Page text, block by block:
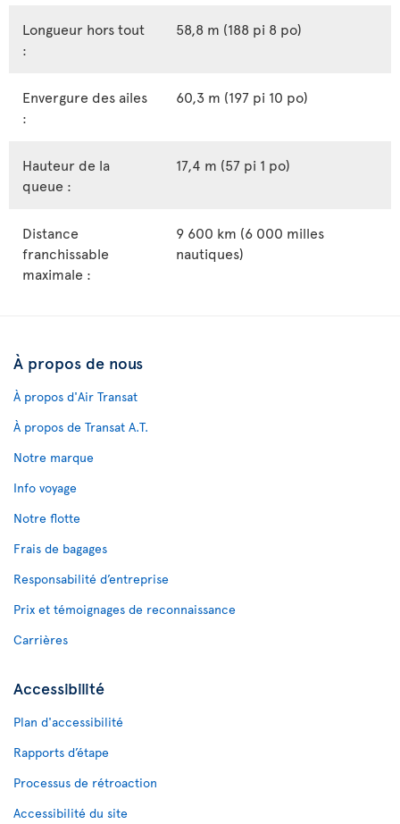
Longueur hors tout
:
58,8 m (188 pi 8 po)
Envergure des ailes
:
60,3 m (197 pi 10 po)
Hauteur de la
queue :
17,4 m (57 pi 1 po)
Distance
franchissable
maximale :
9 600 km (6 000 milles
nautiques)
À propos de nous
À propos d'Air Transat
À propos de Transat A.T.
Notre marque
Info voyage
Notre flotte
Frais de bagages
Responsabilité d’entreprise
Prix et témoignages de reconnaissance
Carrières
Accessibilité
Plan d'accessibilité
Rapports d’étape
Processus de rétroaction
Accessibilité du site